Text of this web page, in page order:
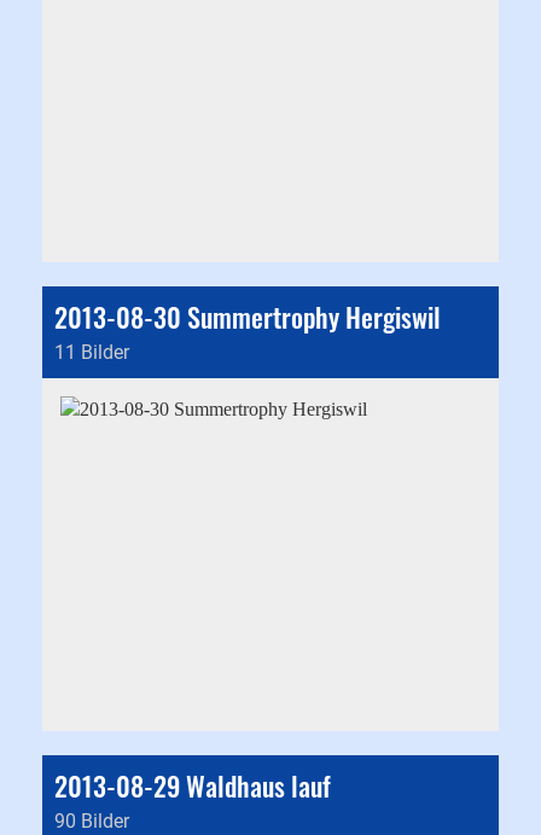
2013-08-30 Summertrophy Hergiswil
11 Bilder
2013-08-29 Waldhaus lauf
90 Bilder